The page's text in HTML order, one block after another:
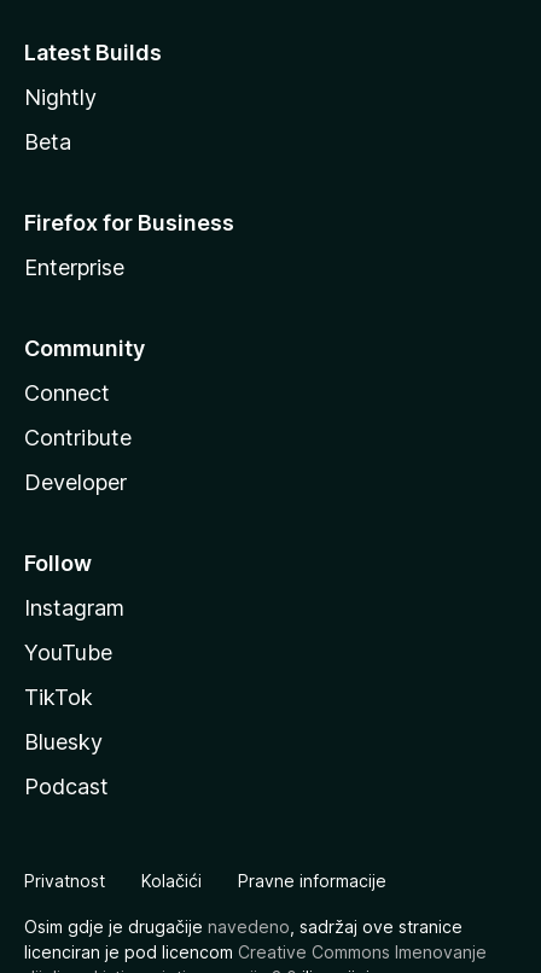
Latest Builds
Nightly
Beta
Firefox for Business
Enterprise
Community
Connect
Contribute
Developer
Follow
Instagram
YouTube
TikTok
Bluesky
Podcast
Privatnost Kolačići Pravne informacije
Osim gdje je drugačije navedeno , sadržaj ove stranice
licenciran je pod licencom Creative Commons Imenovanje